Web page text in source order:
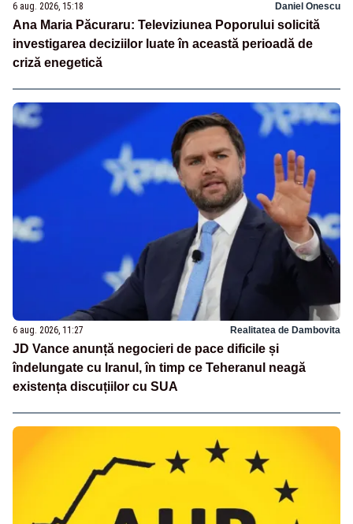
6 aug. 2026, 15:18 Daniel Onescu
Ana Maria Păcuraru: Televiziunea Poporului solicită
investigarea deciziilor luate în această perioadă de
criză enegetică
6 aug. 2026, 11:27 Realitatea de Dambovita
JD Vance anunță negocieri de pace dificile și
îndelungate cu Iranul, în timp ce Teheranul neagă
existența discuțiilor cu SUA